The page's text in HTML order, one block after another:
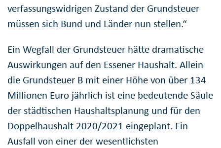
verfassungswidrigen Zustand der Grundsteuer
müssen sich Bund und Länder nun stellen.“
Ein Wegfall der Grundsteuer hätte dramatische
Auswirkungen auf den Essener Haushalt. Allein
die Grundsteuer B mit einer Höhe von über 134
Millionen Euro jährlich ist eine bedeutende Säule
der städtischen Haushaltsplanung und für den
Doppelhaushalt 2020/2021 eingeplant. Ein
Ausfall von einer der wesentlichsten